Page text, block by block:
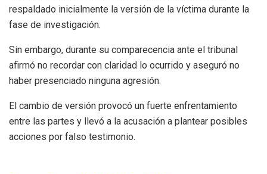
respaldado inicialmente la versión de la víctima durante la
fase de investigación.
Sin embargo, durante su comparecencia ante el tribunal
afirmó no recordar con claridad lo ocurrido y aseguró no
haber presenciado ninguna agresión.
El cambio de versión provocó un fuerte enfrentamiento
entre las partes y llevó a la acusación a plantear posibles
acciones por falso testimonio.